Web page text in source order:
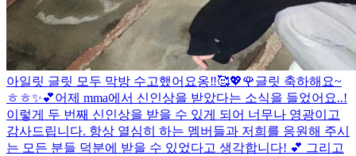
아일릿 글릿 모두 막방 수고했어요옹‼︎🥰💖🌹글릿 축하해요~
ㅎㅎ✨💕어제 mma에서 신인상을 받았다는 소식을 들었어요..!
이렇게 두 번째 신인상을 받을 수 있게 되어 너무나 영광이고
감사드립니다. 항상 열심히 하는 멤버들과 저희를 응원해 주시
는 모든 분들 덕분에 받을 수 있었다고 생각합니다! 💕 그리고